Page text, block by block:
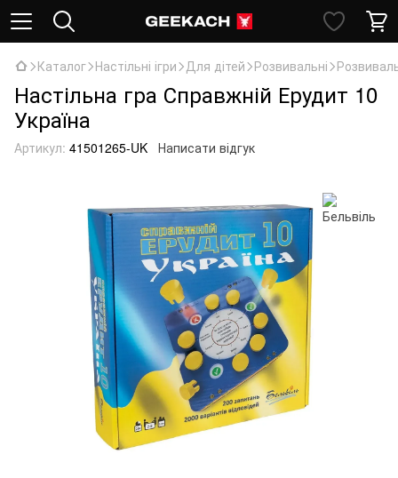
Каталог Настільні ігри Для дітей Розвивальні
Настільна гра Справжній Ерудит 10
Україна
Артикул: 41501265-UK Написати відгук